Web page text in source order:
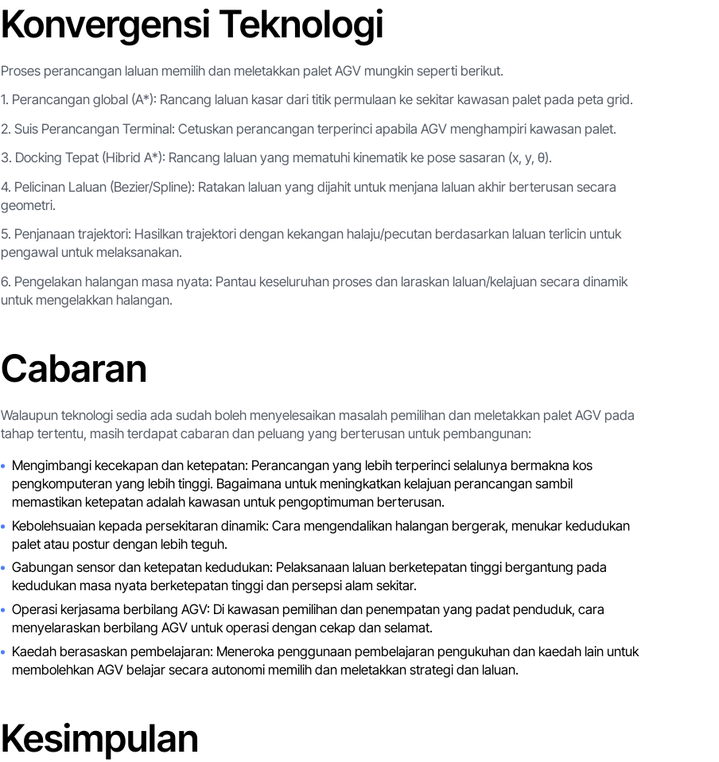
Konvergensi Teknologi
Proses perancangan laluan memilih dan meletakkan palet AGV mungkin seperti berikut.
1. Perancangan global (A*): Rancang laluan kasar dari titik permulaan ke sekitar kawasan palet pada peta grid.
2. Suis Perancangan Terminal: Cetuskan perancangan terperinci apabila AGV menghampiri kawasan palet.
3. Docking Tepat (Hibrid A*): Rancang laluan yang mematuhi kinematik ke pose sasaran (x, y, θ).
4. Pelicinan Laluan (Bezier/Spline): Ratakan laluan yang dijahit untuk menjana laluan akhir berterusan secara
geometri.
5. Penjanaan trajektori: Hasilkan trajektori dengan kekangan halaju/pecutan berdasarkan laluan terlicin untuk
pengawal untuk melaksanakan.
6. Pengelakan halangan masa nyata: Pantau keseluruhan proses dan laraskan laluan/kelajuan secara dinamik
untuk mengelakkan halangan.
Cabaran
Walaupun teknologi sedia ada sudah boleh menyelesaikan masalah pemilihan dan meletakkan palet AGV pada
tahap tertentu, masih terdapat cabaran dan peluang yang berterusan untuk pembangunan:
Mengimbangi kecekapan dan ketepatan: Perancangan yang lebih terperinci selalunya bermakna kos
pengkomputeran yang lebih tinggi. Bagaimana untuk meningkatkan kelajuan perancangan sambil
memastikan ketepatan adalah kawasan untuk pengoptimuman berterusan.
Kebolehsuaian kepada persekitaran dinamik: Cara mengendalikan halangan bergerak, menukar kedudukan
palet atau postur dengan lebih teguh.
Gabungan sensor dan ketepatan kedudukan: Pelaksanaan laluan berketepatan tinggi bergantung pada
kedudukan masa nyata berketepatan tinggi dan persepsi alam sekitar.
Operasi kerjasama berbilang AGV: Di kawasan pemilihan dan penempatan yang padat penduduk, cara
menyelaraskan berbilang AGV untuk operasi dengan cekap dan selamat.
Kaedah berasaskan pembelajaran: Meneroka penggunaan pembelajaran pengukuhan dan kaedah lain untuk
membolehkan AGV belajar secara autonomi memilih dan meletakkan strategi dan laluan.
Kesimpulan